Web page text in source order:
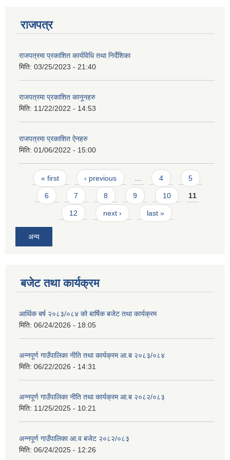
राजपत्र
राजपत्रमा प्रकाशित कार्यविधि तथा निर्देशिका
मिति: 03/25/2023 - 21:40
राजपत्रमा प्रकाशित कानूनहरु
मिति: 11/22/2022 - 14:53
राजपत्रमा प्रकाशित ऐनहरु
मिति: 01/06/2022 - 15:00
Pages
« first ‹ previous 4 5
6 7 8 9 10 11
12 next › last »
अन्य
बजेट तथा कार्यक्रम
आर्थिक बर्ष २०८३/०८४ को बार्षिक बजेट तथा कार्यक्रम
मिति: 06/24/2026 - 18:05
अन्नपूर्ण गाउँपालिका नीति तथा कार्यक्रम आ.ब २०८३/०८४
मिति: 06/22/2026 - 14:31
अन्नपूर्ण गाउँपालिका नीति तथा कार्यक्रम आ.ब २०८२/०८३
मिति: 11/25/2025 - 10:21
अन्नपूर्ण गाउँपालिका आ.व बजेट २०८२/०८३
मिति: 06/24/2025 - 12:26